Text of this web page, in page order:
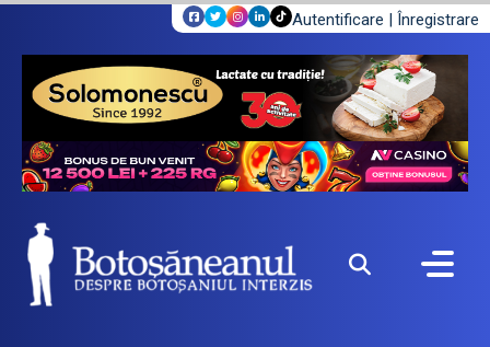
Autentificare | Înregistrare